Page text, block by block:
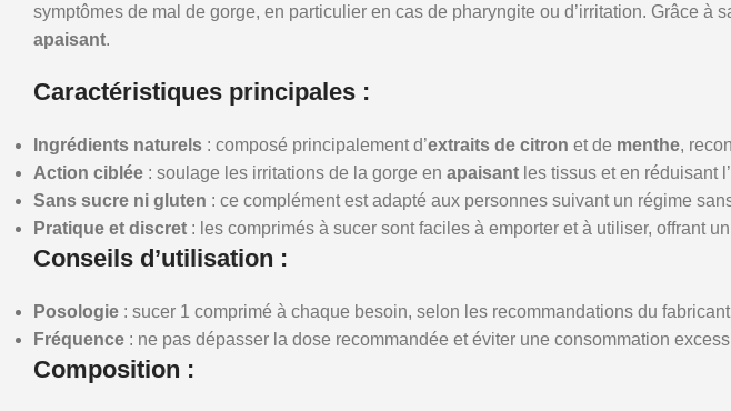
symptômes de mal de gorge, en particulier en cas de pharyngite ou d’irritation. Grâce à
apaisant.
Caractéristiques principales :
Ingrédients naturels : composé principalement d’extraits de citron et de menthe,
Action ciblée : soulage les irritations de la gorge en apaisant les tissus et en réduisant
Sans sucre ni gluten : ce complément est adapté aux personnes suivant un régime
Pratique et discret : les comprimés à sucer sont faciles à emporter et à utiliser, offrant
Conseils d’utilisation :
Posologie : sucer 1 comprimé à chaque besoin, selon les recommandations du
Fréquence : ne pas dépasser la dose recommandée et éviter une consommation
Composition :